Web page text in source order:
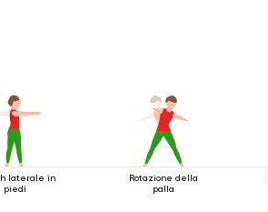
laterale in
piedi
Rotazione della
palla